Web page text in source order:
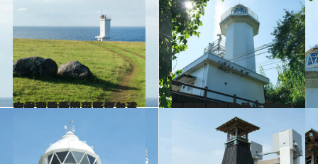
2026.4.21
玄界灘を一望！断崖に建つ白亜の大碆鼻灯台と、広大な牧草地の先にあるタイル張りの斑島灯台へ
旅＆お出かけ 2026.1.26
【映画のワンシーンのような灯台】山林に囲まれた高後埼灯台から望む、佐世保湾の絶景
旅＆お出かけ